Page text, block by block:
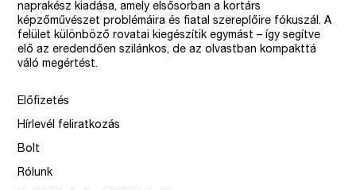
naprakész kiadása, amely elsősorban a kortárs
képzőművészet problémáira és fiatal szereplőire fókuszál. A
felület különböző rovatai kiegészítik egymást – így segítve
elő az eredendően szilánkos, de az olvastban kompakttá
váló megértést.
Előfizetés
Hírlevél feliratkozás
Bolt
Rólunk